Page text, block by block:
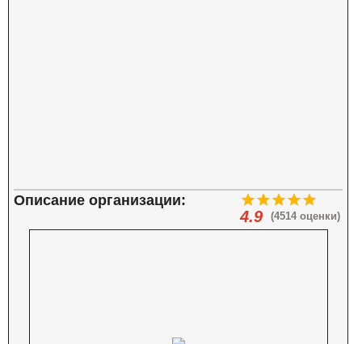
(4514 оценки)
4.9
Описание организации: